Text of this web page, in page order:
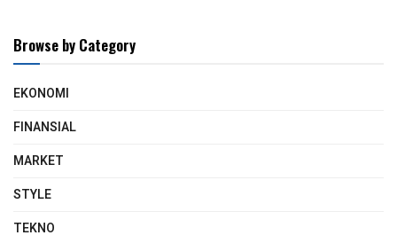
Browse by Category
EKONOMI
FINANSIAL
MARKET
STYLE
TEKNO